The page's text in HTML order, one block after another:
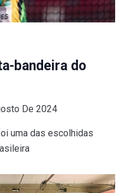
bandeira do
De 2024
uma das escolhidas